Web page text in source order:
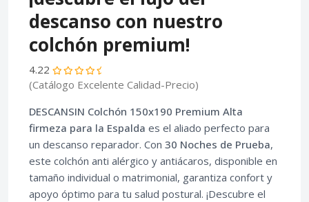
descanso con nuestro
colchón premium!
4.22
(Catálogo Excelente Calidad-Precio)
DESCANSIN Colchón 150x190 Premium Alta
firmeza para la Espalda es el aliado perfecto para
un descanso reparador. Con 30 Noches de Prueba,
este colchón anti alérgico y antiácaros, disponible en
tamaño individual o matrimonial, garantiza confort y
apoyo óptimo para tu salud postural. ¡Descubre el